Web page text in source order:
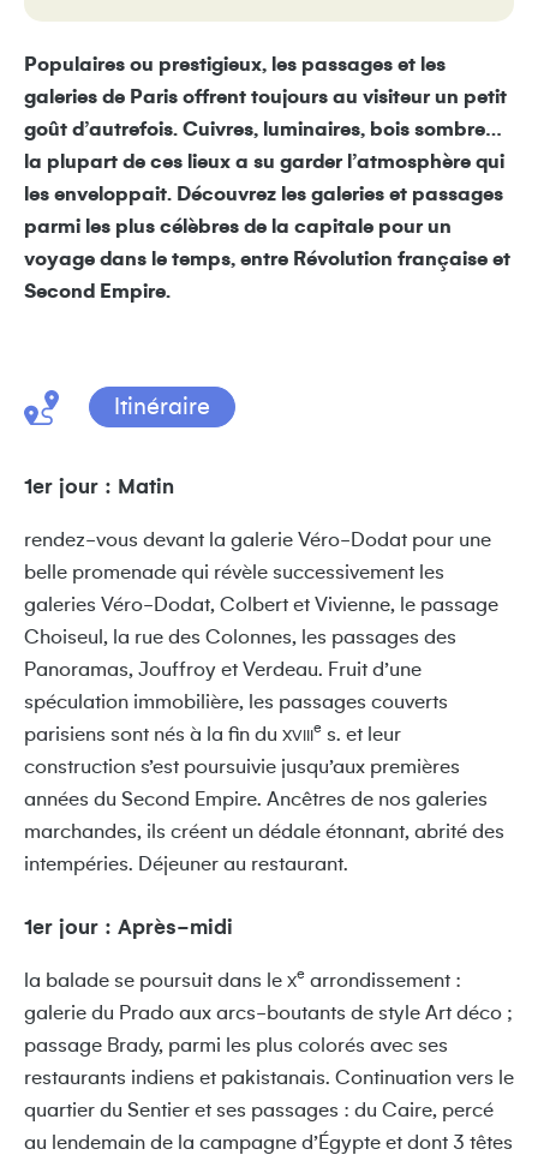
Populaires ou prestigieux, les passages et les
galeries de Paris offrent toujours au visiteur un petit
goût d’autrefois. Cuivres, luminaires, bois sombre…
la plupart de ces lieux a su garder l’atmosphère qui
les enveloppait. Découvrez les galeries et passages
parmi les plus célèbres de la capitale pour un
voyage dans le temps, entre Révolution française et
Second Empire.
Itinéraire
1er jour : Matin
rendez-vous devant la galerie Véro-Dodat pour une
belle promenade qui révèle successivement les
galeries Véro-Dodat, Colbert et Vivienne, le passage
Choiseul, la rue des Colonnes, les passages des
Panoramas, Jouffroy et Verdeau. Fruit d’une
spéculation immobilière, les passages couverts
parisiens sont nés à la fin du XVIIIe s. et leur
construction s’est poursuivie jusqu’aux premières
années du Second Empire. Ancêtres de nos galeries
marchandes, ils créent un dédale étonnant, abrité des
intempéries. Déjeuner au restaurant.
1er jour : Après-midi
la balade se poursuit dans le Xe arrondissement :
galerie du Prado aux arcs-boutants de style Art déco ;
passage Brady, parmi les plus colorés avec ses
restaurants indiens et pakistanais. Continuation vers le
quartier du Sentier et ses passages : du Caire, percé
au lendemain de la campagne d’Égypte et dont 3 têtes